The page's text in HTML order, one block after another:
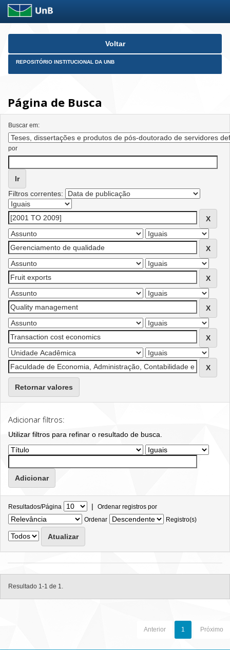
Skip
Voltar
REPOSITÓRIO INSTITUCIONAL DA UNB
Página de Busca
Buscar em:
por
Filtros correntes:
Retornar valores
Adicionar filtros:
Utilizar filtros para refinar o resultado de busca.
Resultados/Página | Ordenar registros por
Ordenar
Registro(s)
Resultado 1-1 de 1.
Anterior 1 Próximo